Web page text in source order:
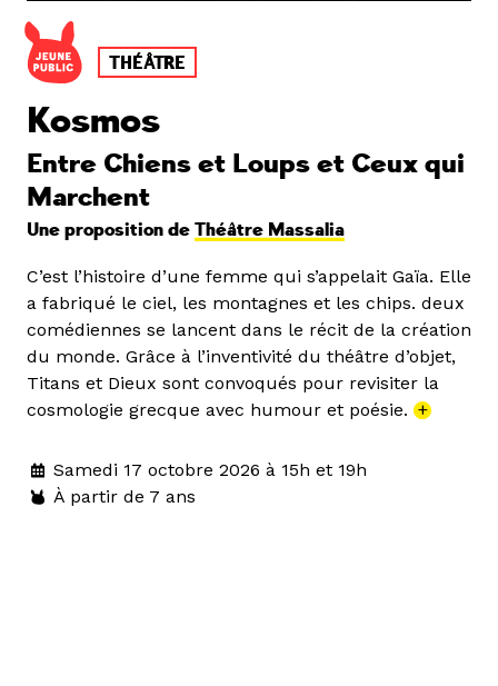
THÉÂTRE
Kosmos
Entre Chiens et Loups et Ceux qui
Marchent
Une proposition de Théâtre Massalia
C’est l’histoire d’une femme qui s’appelait Gaïa. Elle
a fabriqué le ciel, les montagnes et les chips. deux
comédiennes se lancent dans le récit de la création
du monde. Grâce à l’inventivité du théâtre d’objet,
Titans et Dieux sont convoqués pour revisiter la
cosmologie grecque avec humour et poésie. +
Samedi 17 octobre 2026 à 15h et 19h
À partir de 7 ans